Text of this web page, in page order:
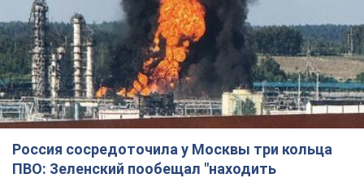
Россия сосредоточила у Москвы три кольца
ПВО: Зеленский пообещал "находить